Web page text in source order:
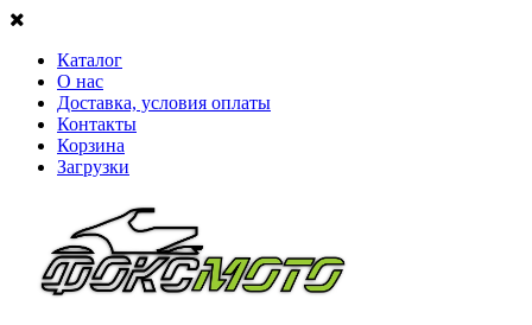
Каталог
О нас
Доставка, условия оплаты
Контакты
Корзина
Загрузки